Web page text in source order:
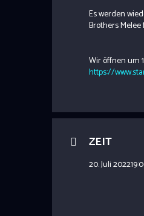
Es werden
Brothers
Wir öffnen um
https://
ZEIT
20. Juli 2022